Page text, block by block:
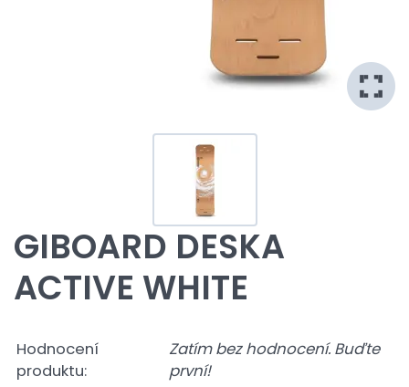
GIBOARD DESKA
ACTIVE WHITE
Hodnocení
produktu:
Zatím bez hodnocení. Buďte
první!